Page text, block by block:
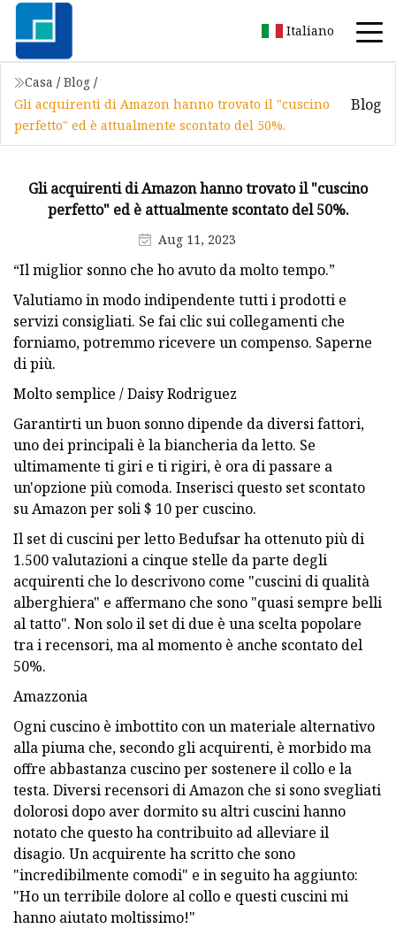
Italiano
Casa / Blog /
Gli acquirenti di Amazon hanno trovato il "cuscino
perfetto" ed è attualmente scontato del 50%.
Blog
Gli acquirenti di Amazon hanno trovato il "cuscino
perfetto" ed è attualmente scontato del 50%.
Aug 11, 2023
“Il miglior sonno che ho avuto da molto tempo.”
Valutiamo in modo indipendente tutti i prodotti e
servizi consigliati. Se fai clic sui collegamenti che
forniamo, potremmo ricevere un compenso. Saperne
di più.
Molto semplice / Daisy Rodriguez
Garantirti un buon sonno dipende da diversi fattori,
uno dei principali è la biancheria da letto. Se
ultimamente ti giri e ti rigiri, è ora di passare a
un'opzione più comoda. Inserisci questo set scontato
su Amazon per soli $ 10 per cuscino.
Il set di cuscini per letto Bedufsar ha ottenuto più di
1.500 valutazioni a cinque stelle da parte degli
acquirenti che lo descrivono come "cuscini di qualità
alberghiera" e affermano che sono "quasi sempre belli
al tatto". Non solo il set di due è una scelta popolare
tra i recensori, ma al momento è anche scontato del
50%.
Amazzonia
Ogni cuscino è imbottito con un materiale alternativo
alla piuma che, secondo gli acquirenti, è morbido ma
offre abbastanza cuscino per sostenere il collo e la
testa. Diversi recensori di Amazon che si sono svegliati
dolorosi dopo aver dormito su altri cuscini hanno
notato che questo ha contribuito ad alleviare il
disagio. Un acquirente ha scritto che sono
"incredibilmente comodi" e in seguito ha aggiunto:
"Ho un terribile dolore al collo e questi cuscini mi
hanno aiutato moltissimo!"